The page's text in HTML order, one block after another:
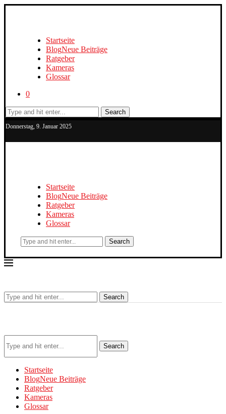
Startseite
BlogNeue Beiträge
Ratgeber
Kameras
Glossar
0
Search
Donnerstag, 9. Januar 2025
Startseite
BlogNeue Beiträge
Ratgeber
Kameras
Glossar
Search
Search
Search
Startseite
BlogNeue Beiträge
Ratgeber
Kameras
Glossar